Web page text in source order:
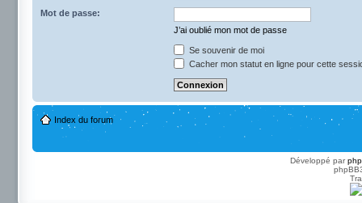
Mot de passe:
J’ai oublié mon mot de passe
Se souvenir de moi
Cacher mon statut en ligne pour cette
Index du forum
Développé par